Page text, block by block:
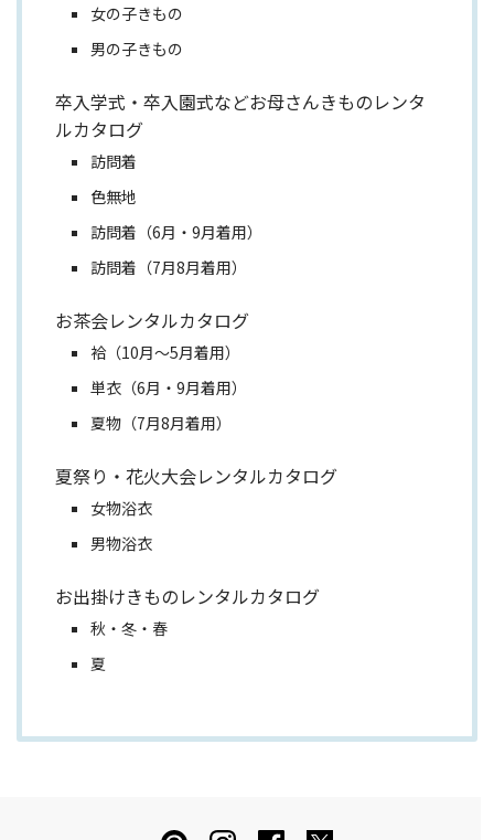
女の子きもの
男の子きもの
卒入学式・卒入園式などお母さんきものレンタ
ルカタログ
訪問着
色無地
訪問着（6月・9月着用）
訪問着（7月8月着用）
お茶会レンタルカタログ
袷（10月～5月着用）
単衣（6月・9月着用）
夏物（7月8月着用）
夏祭り・花火大会レンタルカタログ
女物浴衣
男物浴衣
お出掛けきものレンタルカタログ
秋・冬・春
夏